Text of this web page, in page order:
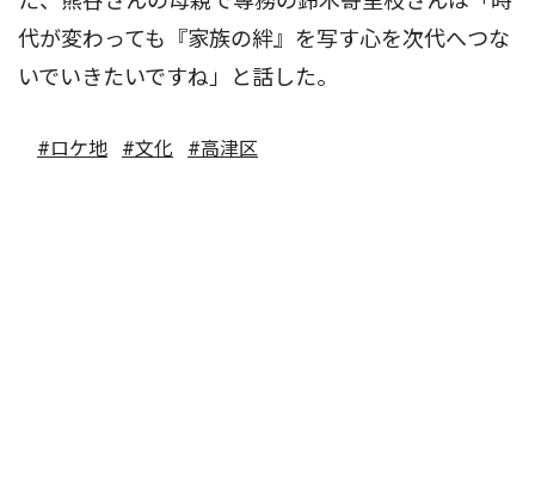
代が変わっても『家族の絆』を写す心を次代へつな
いでいきたいですね」と話した。
#ロケ地 #文化 #高津区